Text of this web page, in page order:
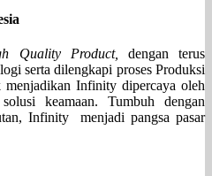
Quality Product,
dengan terus
serta dilengkapi proses Produksi
menjadikan Infinity dipercaya oleh
keamaan. Tumbuh dengan
Infinity menjadi pangsa pasar